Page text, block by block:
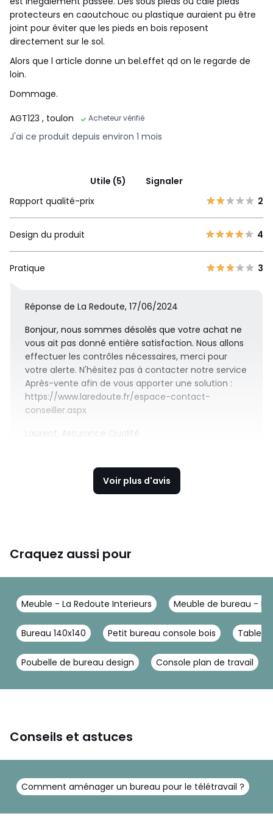
protecteurs en caoutchouc ou plastique auraient pu être
joint pour éviter que les pieds en bois reposent
directement sur le sol.
Alors que l article donne un bel.effet qd on le regarde de
loin.
Dommage.
AGT123 , toulon Acheteur vérifié
J'ai ce produit depuis environ 1 mois
Utile (5)
Signaler
Rapport qualité-prix
2
Design du produit 4
Pratique 3
Réponse de La Redoute, 17/06/2024
Bonjour, nous sommes désolés que votre achat ne
vous ait pas donné entière satisfaction. Nous allons
effectuer les contrôles nécessaires, merci pour
votre alerte. N'hésitez pas à contacter notre service
Après-vente afin de vous apporter une solution :
https://www.laredoute.fr/espace-contact-
conseiller.aspx
Laurent, Assurance Qualité
Voir plus d'avis
Craquez aussi pour
Meuble - La Redoute Interieurs Meuble de bureau -
Bureau 140x140 Petit bureau console bois
Poubelle de bureau design Console plan de travail
Conseils et astuces
Comment aménager un bureau pour le télétravail ?